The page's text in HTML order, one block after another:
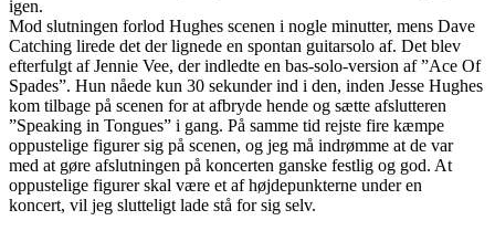
igen.
Mod slutningen forlod Hughes scenen i nogle minutter, mens Dave
Catching lirede det der lignede en spontan guitarsolo af. Det blev
efterfulgt af Jennie Vee, der indledte en bas-solo-version af ”Ace Of
Spades”. Hun nåede kun 30 sekunder ind i den, inden Jesse Hughes
kom tilbage på scenen for at afbryde hende og sætte afslutteren
”Speaking in Tongues” i gang. På samme tid rejste fire kæmpe
oppustelige figurer sig på scenen, og jeg må indrømme at de var
med at gøre afslutningen på koncerten ganske festlig og god. At
oppustelige figurer skal være et af højdepunkterne under en
koncert, vil jeg slutteligt lade stå for sig selv.